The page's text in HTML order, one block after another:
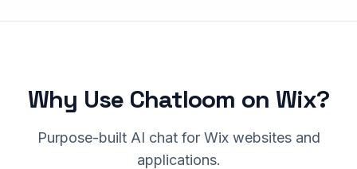
Why Use Chatloom on Wix?
Purpose-built AI chat for Wixwebsites and
applications.